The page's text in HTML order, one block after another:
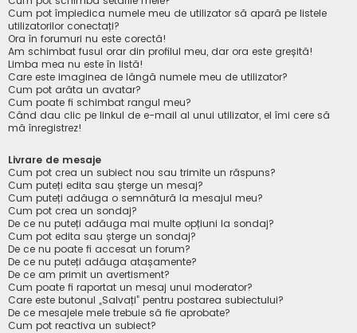
Cum pot împiedica numele meu de utilizator să apară pe listele
utilizatorilor conectați?
Ora în forumuri nu este corectă!
Am schimbat fusul orar din profilul meu, dar ora este greșită!
Limba mea nu este în listă!
Care este imaginea de lângă numele meu de utilizator?
Cum pot arăta un avatar?
Cum poate fi schimbat rangul meu?
Când dau clic pe linkul de e-mail al unui utilizator, el îmi cere să
mă înregistrez!
Livrare de mesaje
Cum pot crea un subiect nou sau trimite un răspuns?
Cum puteți edita sau șterge un mesaj?
Cum puteți adăuga o semnătură la mesajul meu?
Cum pot crea un sondaj?
De ce nu puteți adăuga mai multe opțiuni la sondaj?
Cum pot edita sau șterge un sondaj?
De ce nu poate fi accesat un forum?
De ce nu puteți adăuga atașamente?
De ce am primit un avertisment?
Cum poate fi raportat un mesaj unui moderator?
Care este butonul „Salvați” pentru postarea subiectului?
De ce mesajele mele trebuie să fie aprobate?
Cum pot reactiva un subiect?